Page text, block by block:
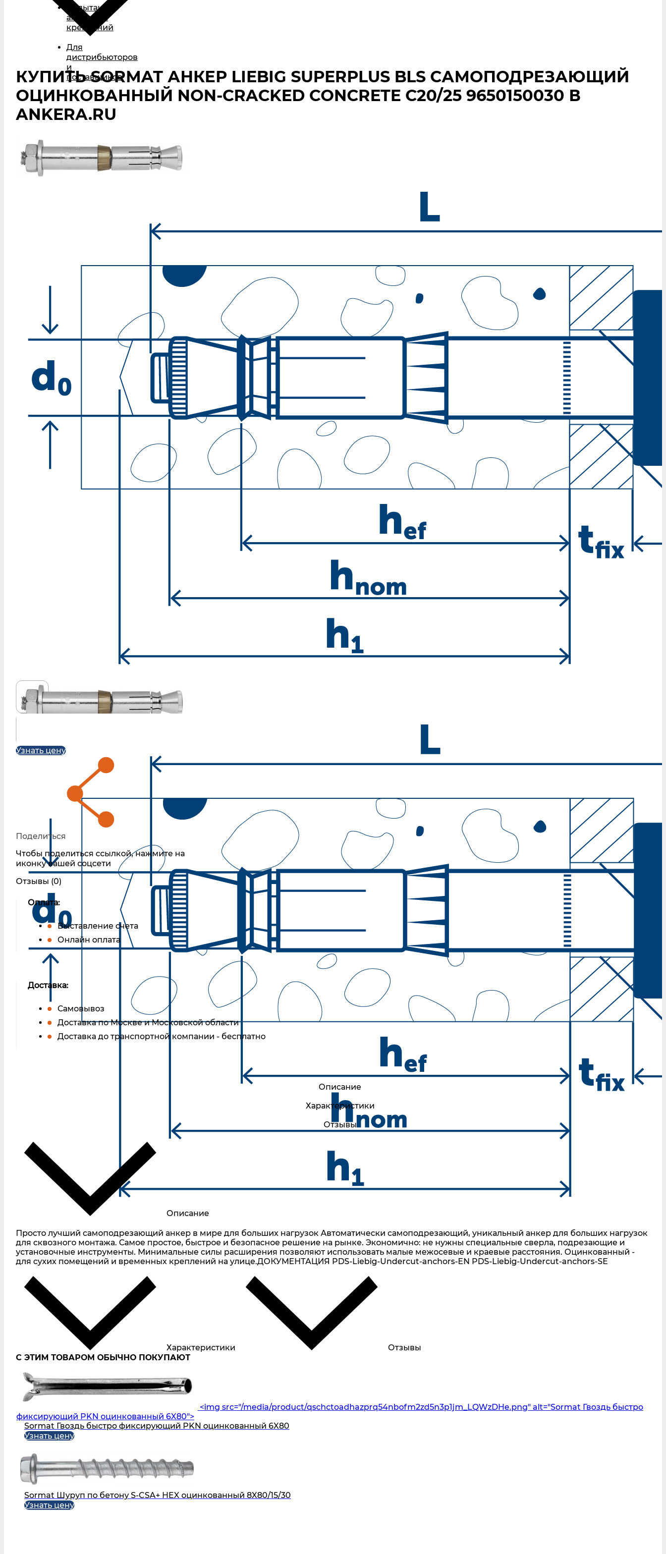
Испытания
анкерных
креплений
Для
дистрибьюторов
и
поставщиков
КУПИТЬ SORMAT АНКЕР LIEBIG SUPERPLUS BLS САМОПОДРЕЗАЮЩИЙ
ОЦИНКОВАННЫЙ NON-CRACKED CONCRETE C20/25 9650150030 В
ANKERA.RU
Узнать цену
Поделиться
Чтобы поделиться ссылкой, нажмите на
иконку вашей соцсети
Отзывы (0)
Оплата:
Выставление счета
Онлайн оплата
Доставка:
Самовывоз
Доставка по Москве и Московской области
Доставка до транспортной компании - бесплатно
Описание
Характеристики
Отзывы
Описание
Просто лучший самоподрезающий анкер в мире для больших нагрузок Автоматически самоподрезающий, уникальный анкер для больших нагрузок
для сквозного монтажа. Самое простое, быстрое и безопасное решение на рынке. Экономично: не нужны специальные сверла, подрезающие и
установочные инструменты. Минимальные силы расширения позволяют использовать малые межосевые и краевые расстояния. Оцинкованный -
для сухих помещений и временных креплений на улице.ДОКУМЕНТАЦИЯ PDS-Liebig-Undercut-anchors-EN PDS-Liebig-Undercut-anchors-SE
Характеристики
Отзывы
С ЭТИМ ТОВАРОМ ОБЫЧНО ПОКУПАЮТ
<img src="/media/product/qschctoadhazprq54nbofm2zd5n3p1jm_LQWzDHe.png" alt="Sormat Гвоздь быстро
фиксирующий PKN оцинкованный 6X80">
Sormat Гвоздь быстро фиксирующий PKN оцинкованный 6X80
Узнать цену
Sormat Шуруп по бетону S‑CSA+ HEX оцинкованный 8X80/15/30
Узнать цену